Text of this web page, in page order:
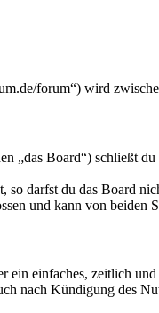
forum“) wird
„das Board“) schließt
so darfst du das Board
und kann von beiden
ein einfaches, zeitlich
nach Kündigung des